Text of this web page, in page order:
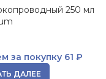
250 мл
за покупку 61 ₽
ДАЛЕЕ